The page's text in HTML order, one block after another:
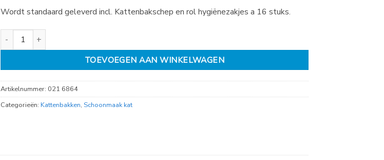
Wordt standaard geleverd incl. Kattenbakschep en rol hygiënezakjes a 16 stuks.
Rotho kattenbakschep en houder biala Mist White aantal
TOEVOEGEN AAN WINKELWAGEN
Artikelnummer: 021 6864
Categorieën: Kattenbakken, Schoonmaak kat